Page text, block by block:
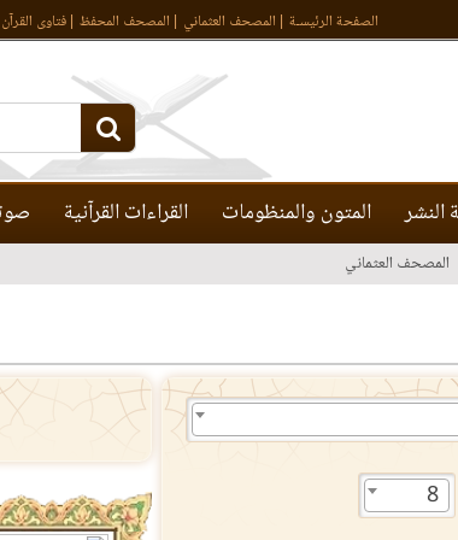
الصفحة الرئيسـة المصحف العثماني المصحف المحفظ فتاوى
النشر المتون والمنظومات القراءات القرآنية
المصحف العثماني
8